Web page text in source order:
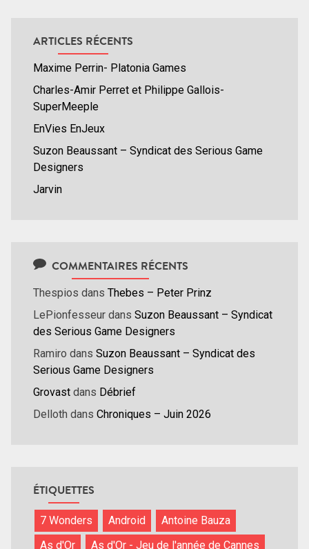
ARTICLES RÉCENTS
Maxime Perrin- Platonia Games
Charles-Amir Perret et Philippe Gallois-
SuperMeeple
EnVies EnJeux
Suzon Beaussant – Syndicat des Serious Game
Designers
Jarvin
COMMENTAIRES RÉCENTS
Thespios dans Thebes – Peter Prinz
LePionfesseur dans Suzon Beaussant – Syndicat
des Serious Game Designers
Ramiro dans Suzon Beaussant – Syndicat des
Serious Game Designers
Grovast dans Débrief
Delloth dans Chroniques – Juin 2026
ÉTIQUETTES
7 Wonders Android
Antoine Bauza
As d'Or
As d'Or - Jeu de l'année de Cannes